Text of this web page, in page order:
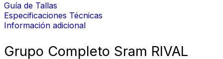
Guía de Tallas
Especificaciones Técnicas
Información adicional
Grupo Completo Sram RIVAL